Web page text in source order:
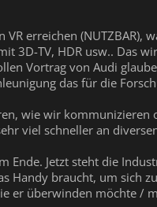
erreichen (NUTZBAR),
3D-TV, HDR usw.. Das
Vortrag von Audi
das für die
wie wir
viel schneller an
Ende. Jetzt steht die
Handy braucht, um sich
er überwinden möchte /